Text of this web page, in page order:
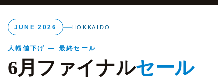
JUNE 2026 HOKKAIDO
大幅値下げ — 最終セール
6月ファイナルセール